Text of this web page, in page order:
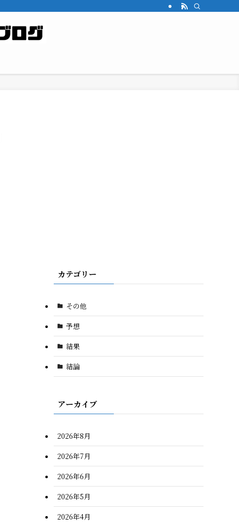
カテゴリー
その他
予想
結果
結論
アーカイブ
2026年8月
2026年7月
2026年6月
2026年5月
2026年4月